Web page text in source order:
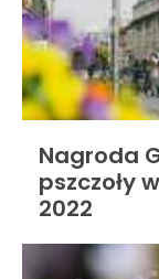
Nagroda
pszczoły
2022